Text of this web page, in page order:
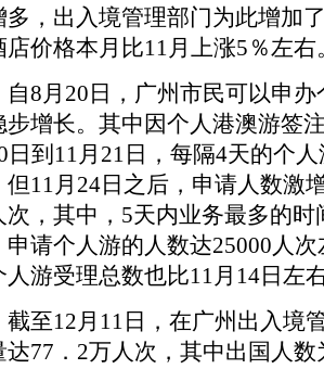
多，出入境管理部门为此增加
店价格本月比11月上涨5％左右
月20日，广州市民可以申办
步增长。其中因个人港澳游签
日到11月21日，每隔4天的个
但11月24日之后，申请人数激
次，其中，5天内业务最多的时
申请个人游的人数达25000人
人游受理总数也比11月14日左
12月11日，在广州出入境
达77．2万人次，其中出国人